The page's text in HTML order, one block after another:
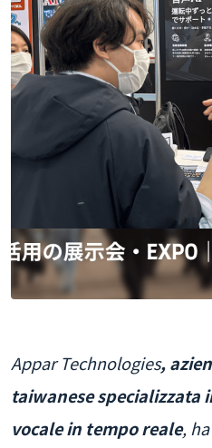
Appar Technologies,
taiwanese specializzata
vocale in tempo reale,